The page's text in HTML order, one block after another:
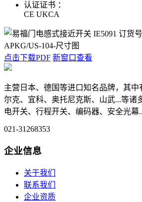
认证证书 ：
CE UKCA
点击下载PDF 新窗口查看
主营日本、德国等进口知名品牌，其中
尔克、宜科、奥托尼克斯、山武...等诸
电开关、行程开关、编码器、安全光幕
021-31268353
企业信息
关于我们
联系我们
企业资质